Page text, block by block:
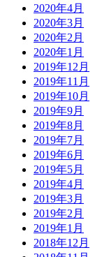
2020年4月
2020年3月
2020年2月
2020年1月
2019年12月
2019年11月
2019年10月
2019年9月
2019年8月
2019年7月
2019年6月
2019年5月
2019年4月
2019年3月
2019年2月
2019年1月
2018年12月